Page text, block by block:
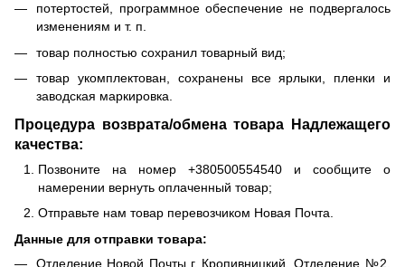
потертостей, программное обеспечение не подвергалось
изменениям и т. п.
товар полностью сохранил товарный вид;
товар укомплектован, сохранены все ярлыки, пленки и
заводская маркировка.
Процедура возврата/обмена товара Надлежащего
качества:
Позвоните на номер +380500554540 и сообщите о
намерении вернуть оплаченный товар;
Отправьте нам товар перевозчиком Новая Почта.
Данные для отправки товара:
Отделение Новой Почты г. Кропивницкий, Отделение №2,